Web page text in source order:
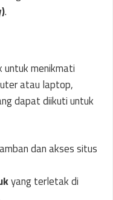
.
untuk menikmati
atau laptop,
dapat diikuti untuk
dan akses situs
yang terletak di